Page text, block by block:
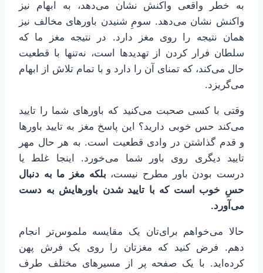
به خطر واقعی واکنش نشان می‌دهد، به ابهام نیز
واکنش نشان می‌دهد. سومِ شنیدن باورهای مخالف نیز
همان نتیجه را روی مغز دارد. در نتیجه مغز ما که
سلطان فرار کردن از تهدیدها است، نه‌تنها با قطعیت
حال می‌کند، که تمنای آن را دارد و با تمام تلاش از ابهام
می‌گریزد.
وقتی با کسی صحبت می‌کنید که باورهای شما را تایید
می‌کند حس خوبی دارید؟ این پاسخ مغز به تایید باورها
و قدم گذاشتن در وادی قطعیت است. به هر حال مهر
تایید دیگری روی باور شما می‌خورد. اینجا غلط یا
درست بودن باور مطرح نیست، بلکه مغز ما به دنبال
حسِ خوب است که با تایید شدن باورهایش به دست
می‌آورد.
حالا می‌خواهم برای‌تان یک مقایسه ملموس‌تر انجام
دهم. فرض کنید که مغزتان را روی یک فرش پهن
کرده‌اید. با یک صفحه پر از مسیرهای مختلف طرف